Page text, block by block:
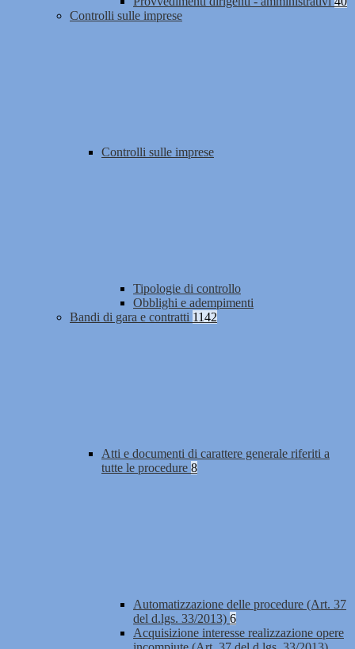
Controlli sulle imprese
Controlli sulle imprese
Tipologie di controllo
Obblighi e adempimenti
Bandi di gara e contratti 1142
Atti e documenti di carattere generale riferiti a
tutte le procedure 8
Automatizzazione delle procedure (Art. 37
del d.lgs. 33/2013) 6
Acquisizione interesse realizzazione opere